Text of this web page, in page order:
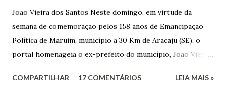
João Vieira dos Santos Neste domingo, em virtude da
semana de comemoração pelos 158 anos de Emancipação
Política de Maruim, município a 30 Km de Aracaju (SE), o
portal homenageia o ex-prefeito do município, João Vieira
Vieira dos Santos e Arlinda Barroso dos Santos, nasceu em
COMPARTILHAR 17 COMENTÁRIOS LEIA MAIS »